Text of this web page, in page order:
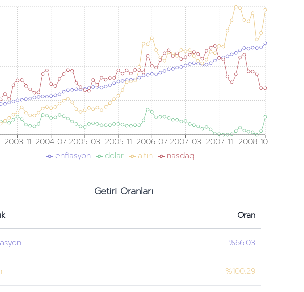
2003-11 2004-07 2005-03 2005-11 2006-07 2007-03 2007-11 2008-10
enflasyon dolar altın nasdaq
Getiri Oranları
Oran
%66.03
%100.29